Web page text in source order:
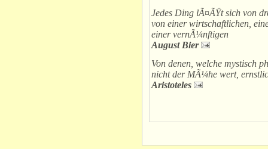
Jedes Ding lÃ¤ÃŸt sich von
von einer wirtschaftlichen,
einer vernÃ¼nftigen
August Bier
Von denen, welche mystisch
nicht der MÃ¼he wert,
Aristoteles